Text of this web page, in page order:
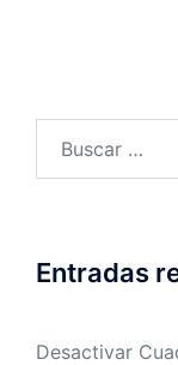
Entradas
Desactivar